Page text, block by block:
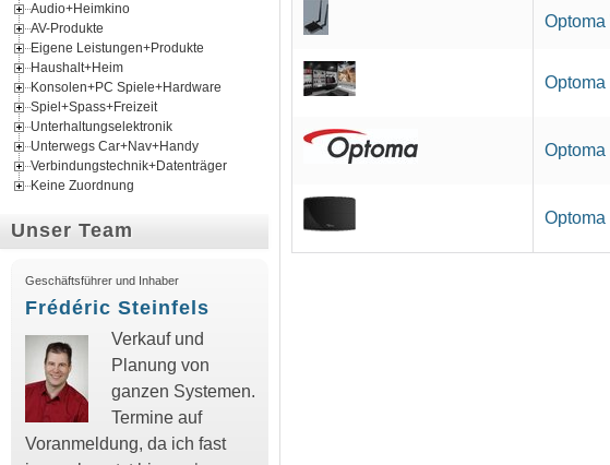
Audio+Heimkino
AV-Produkte
Eigene Leistungen+Produkte
Haushalt+Heim
Konsolen+PC Spiele+Hardware
Spiel+Spass+Freizeit
Unterhaltungselektronik
Unterwegs Car+Nav+Handy
Verbindungstechnik+Datenträger
Keine Zuordnung
Unser Team
Geschäftsführer und Inhaber
Frédéric Steinfels
Verkauf und
Planung von
ganzen Systemen.
Termine auf
Voranmeldung, da ich fast
Optoma